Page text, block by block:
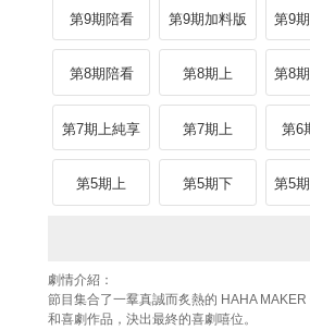
Reaction下
第9期陪看
Reaction上
第9期加料版 第9
第8期陪看
Reaction上
第8期上 第8
第7期上純享 第7期上 第6
第5期上 第5期下 第5
劇情介紹：
節目集合了一羣真誠而炙熱的 HAHA
和喜劇作品，決出最終的喜劇嘻位。